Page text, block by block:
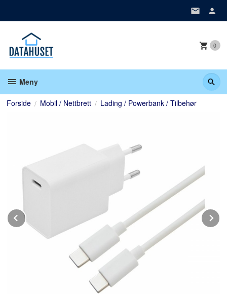
0
Meny
Forside Mobil / Nettbrett Lading / Powerbank / Tilbehør
Prev